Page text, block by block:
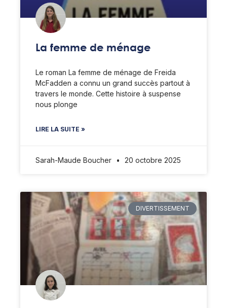
La femme de ménage
Le roman La femme de ménage de Freida
McFadden a connu un grand succès partout à
travers le monde. Cette histoire à suspense
nous plonge
LIRE LA SUITE »
Sarah-Maude Boucher 20 octobre 2025
DIVERTISSEMENT